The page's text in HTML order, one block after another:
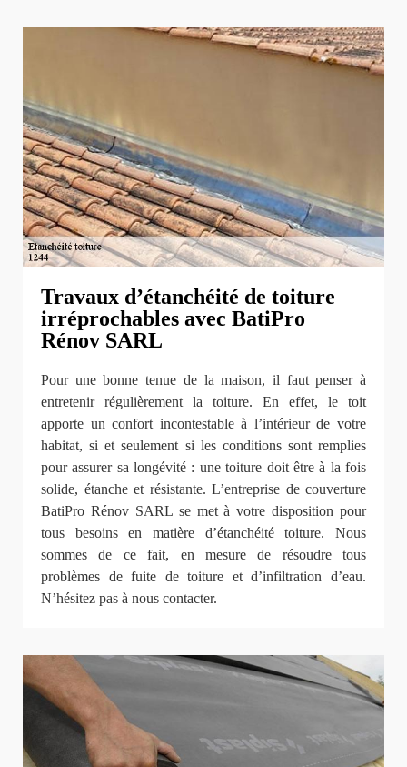
Travaux d’étanchéité de toiture
irréprochables avec BatiPro
Rénov SARL
Pour une bonne tenue de la maison, il faut penser à
entretenir régulièrement la toiture. En effet, le toit
apporte un confort incontestable à l’intérieur de votre
habitat, si et seulement si les conditions sont remplies
pour assurer sa longévité : une toiture doit être à la fois
solide, étanche et résistante. L’entreprise de couverture
BatiPro Rénov SARL se met à votre disposition pour
tous besoins en matière d’étanchéité toiture. Nous
sommes de ce fait, en mesure de résoudre tous
problèmes de fuite de toiture et d’infiltration d’eau.
N’hésitez pas à nous contacter.